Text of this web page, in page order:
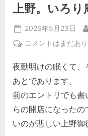
上野。いろり
Posted
on
2026年5月23日
上
い
ろ
庵
き
ら
コメントはまだあ
夜勤明けの眠くて、
あとであります。
前のエントリでも
らの開店になった
いのが悲しい上野御